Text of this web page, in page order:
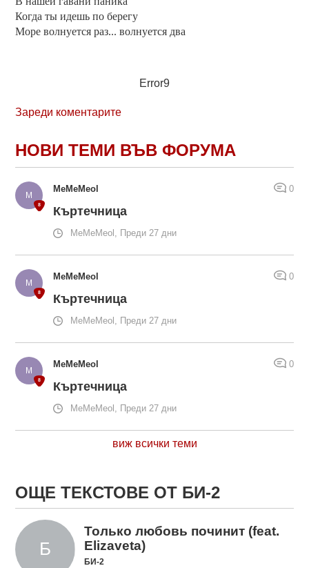
Когда ты идешь по берегу
Море волнуется раз... волнуется два
Error9
Зареди коментарите
НОВИ ТЕМИ ВЪВ ФОРУМА
MeMeMeol 0
Къртечница
MeMeMeol, Преди 27 дни
MeMeMeol 0
Къртечница
MeMeMeol, Преди 27 дни
MeMeMeol 0
Къртечница
MeMeMeol, Преди 27 дни
виж всички теми
ОЩЕ ТЕКСТОВЕ ОТ БИ-2
Только любовь починит (feat.
Elizaveta)
БИ-2